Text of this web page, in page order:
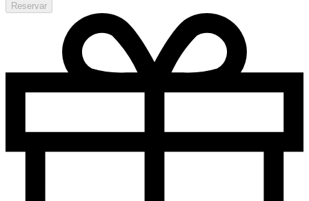
Reservar